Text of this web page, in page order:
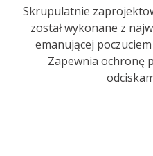
Skrupulatnie
został wykonane z
emanującej
Zapewnia ochronę